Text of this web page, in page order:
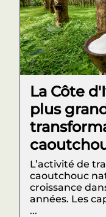
La Côte
plus
L’activité de
caoutchouc
croissance
années. Les
...